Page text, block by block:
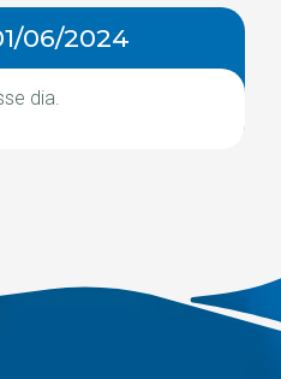
06/2024
dia.